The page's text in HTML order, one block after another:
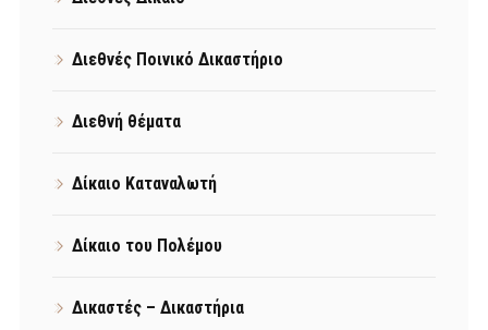
Διεθνές Ποινικό Δικαστήριο
Διεθνή θέματα
Δίκαιο Καταναλωτή
Δίκαιο του Πολέμου
Δικαστές – Δικαστήρια